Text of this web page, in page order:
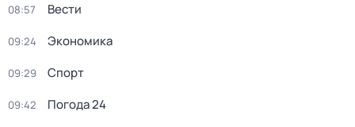
08:57 Вести
09:24 Экономика
09:29 Спорт
09:42 Погода 24